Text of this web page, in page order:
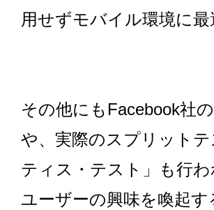
用せずモバイル環境に
その他にもFacebook社
や、実際のスプリット
ティス・テスト」も行
ユーザーの興味を喚起